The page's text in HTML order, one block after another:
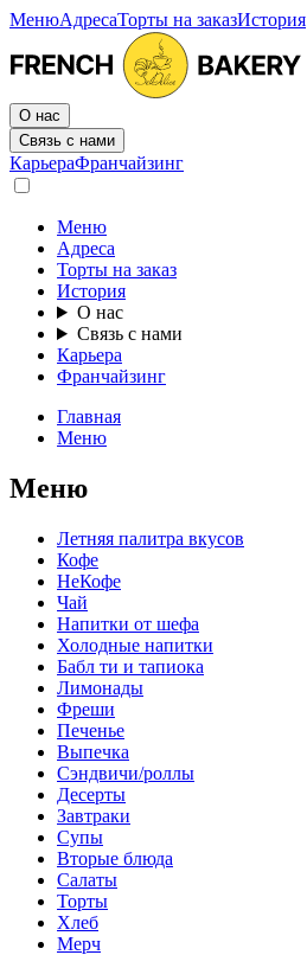
МенюАдресаТорты на заказИстория
О нас
Связь с нами
КарьераФранчайзинг
Меню
Адреса
Торты на заказ
История
О нас
Связь с нами
Карьера
Франчайзинг
Главная
Меню
Меню
Летняя палитра вкусов
Кофе
НеКофе
Чай
Напитки от шефа
Холодные напитки
Бабл ти и тапиока
Лимонады
Фреши
Печенье
Выпечка
Сэндвичи/роллы
Десерты
Завтраки
Супы
Вторые блюда
Салаты
Торты
Хлеб
Мерч